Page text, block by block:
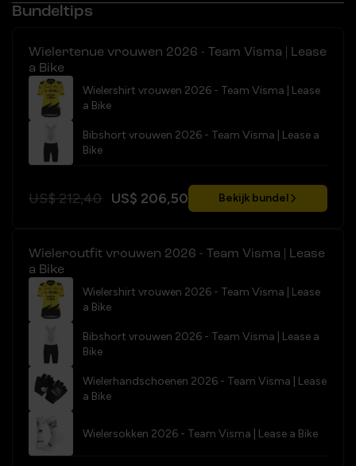
Bundeltips
Wielertenue vrouwen 2026 - Team Visma | Lease
a Bike
Wielershirt vrouwen 2026 - Team Visma | Lease
a Bike
Bibshort vrouwen 2026 - Team Visma | Lease a
Bike
US$ 212,40 US$ 206,50 Bekijk bundel
Wieleroutfit vrouwen 2026 - Team Visma | Lease
a Bike
Wielershirt vrouwen 2026 - Team Visma | Lease
a Bike
Bibshort vrouwen 2026 - Team Visma | Lease a
Bike
Wielerhandschoenen 2026 - Team Visma | Lease
a Bike
Wielersokken 2026 - Team Visma | Lease a Bike